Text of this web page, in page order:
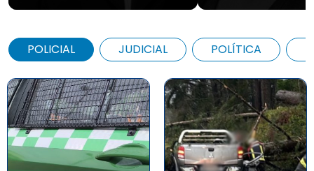
POLICIAL JUDICIAL POLÍTICA